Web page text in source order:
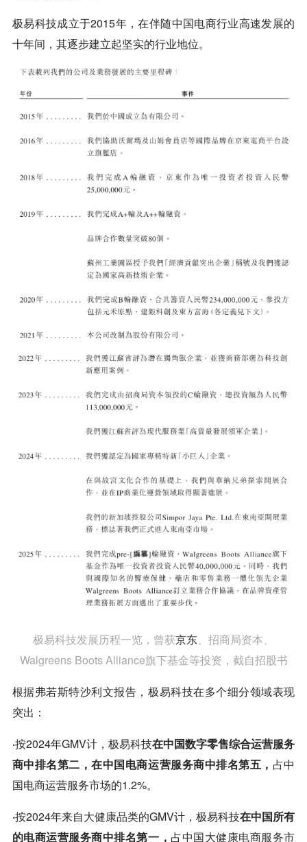
极易科技成立于2015年，在伴随中国电商行业高速发展的
十年间，其逐步建立起坚实的行业地位。
极易科技发展历程一览，曾获京东、招商局资本、
Walgreens Boots Alliance旗下基金等投资，截自招股书
根据弗若斯特沙利文报告，极易科技在多个细分领域表现
突出：
·按2024年GMV计，极易科技在中国数字零售综合运营服务
商中排名第二，在中国电商运营服务商中排名第五， 占中
国电商运营服务市场的1.2%。
·按2024年来自大健康品类的GMV计，极易科技在中国所有
的电商运营服务商中排名第一， 占中国大健康电商服务市